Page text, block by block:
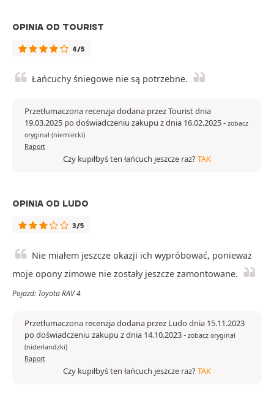
OPINIA OD TOURIST
4/5
Łańcuchy śniegowe nie są potrzebne.
Przetłumaczona recenzja dodana przez Tourist dnia
19.03.2025 po doświadczeniu zakupu z dnia 16.02.2025- zobacz
oryginał (niemiecki)
Raport
Czy kupiłbyś ten łańcuch jeszcze raz?TAK
OPINIA OD LUDO
3/5
Nie miałem jeszcze okazji ich wypróbować, ponieważ
moje opony zimowe nie zostały jeszcze zamontowane.
Pojazd: Toyota RAV 4
Przetłumaczona recenzja dodana przez Ludo dnia 15.11.2023
po doświadczeniu zakupu z dnia 14.10.2023- zobacz oryginał
(niderlandzki)
Raport
Czy kupiłbyś ten łańcuch jeszcze raz?TAK